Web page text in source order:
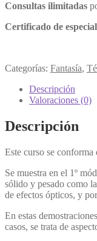
Consultas ilimitadas
Certificado de
Categorías: Fantasía,
Descripción
Valoraciones (0)
Descripción
Este curso se conforma
Se muestra en el 1º
sólido y pesado como
de efectos ópticos, y
En estas
casos, se trata de